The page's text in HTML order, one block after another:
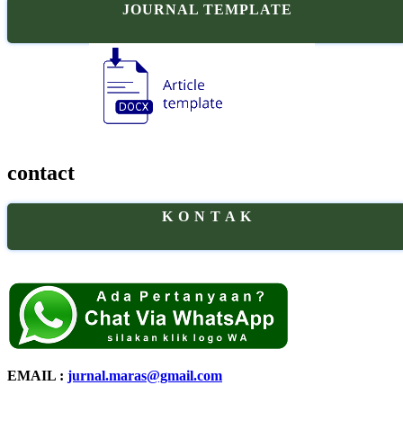
JOURNAL TEMPLATE
contact
K O N T A K
EMAIL : jurnal.maras@gmail.com